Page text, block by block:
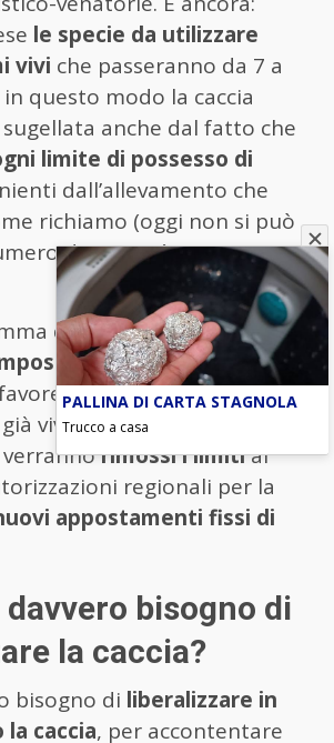
le specie da utilizzare
vivi che passeranno da 7 a
questo modo la caccia
anche dal fatto che
limite di possesso di
dall’allevamento che
richiamo (oggi non si può
di 20 unità a
di misure che
i controlli da parte
iltraffico illecito di
vive un momento molto
verrannorimossi i limitial
regionali per la
appostamenti fissi di
bisogno di
la caccia?
bisogno di liberalizzare in
caccia, per accontentare
PALLINA DI CARTA STAGNOLA
Trucco a casa